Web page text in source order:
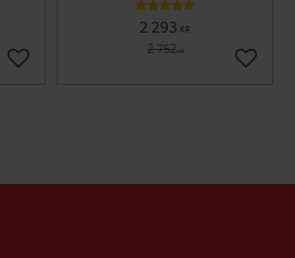
Lägg till i favoriter
2 293 KR
2 752KR
Lägg